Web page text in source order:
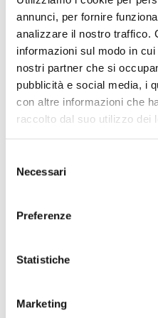
annunci, per fornire
analizzare il nostro traffico.
informazioni sul modo in
nostri partner che si
pubblicità e social media, i
con altre informazioni che
raccolto dal suo utilizzo dei
delNecessari
Preferenze
Statistiche
Marketing
Omicidio di
carcere di Marino
Malavolta